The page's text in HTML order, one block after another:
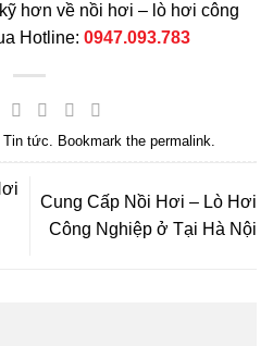
hơn về nồi hơi – lò hơi công
Hotline: 0947.093.783
Tin tức. Bookmark the permalink.
Cung Cấp Nồi Hơi – Lò Hơi
Công Nghiệp ở Tại Hà Nội